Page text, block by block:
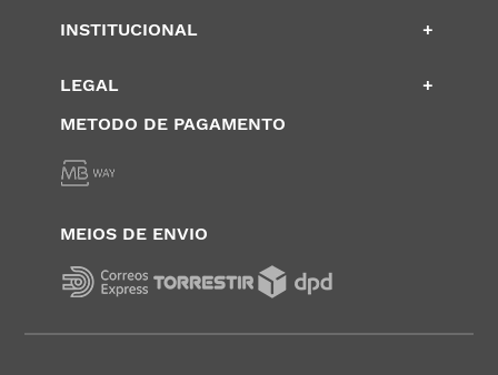
INSTITUCIONAL +
LEGAL
+
METODO DE PAGAMENTO
MEIOS DE ENVIO